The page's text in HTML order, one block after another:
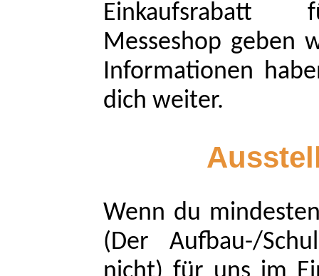
Einkaufsrabatt
Messeshop geben
Informationen
dich weiter.
Wenn du
(Der Aufbau-/